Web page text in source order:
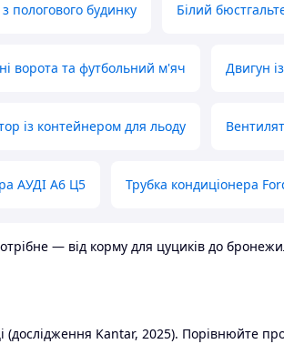
пологового будинку Білий
ворота та футбольний м'яч Двигун
із контейнером для льоду
АУДІ А6 Ц5 Трубка кондиціонера
— від корму для цуциків до
Kantar, 2025). Порівнюйте